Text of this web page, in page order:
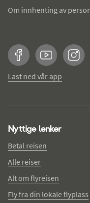
Om innhenting av
FacebookYouTube
Last ned vår app
Nyttige lenker
Betal reisen
Alle reiser
Alt om flyreisen
Fly fra din lokale flyplass